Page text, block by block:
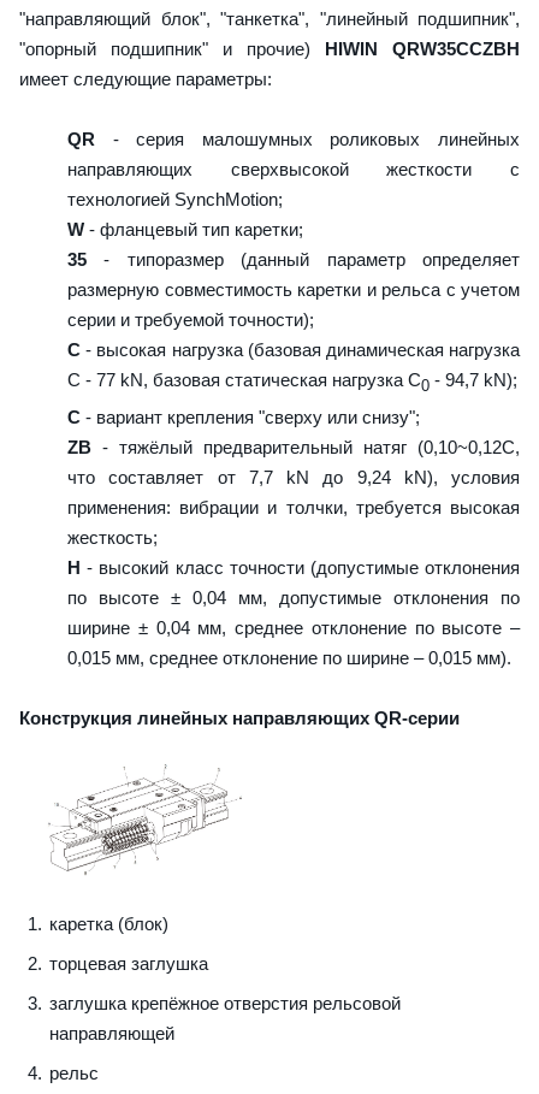
"направляющий блок", "танкетка", "линейный подшипник",
"опорный подшипник" и прочие) HIWIN QRW35CCZBH
имеет следующие параметры:
QR - серия малошумных роликовых линейных
направляющих сверхвысокой жесткости с
технологией SynchMotion;
W - фланцевый тип каретки;
35 - типоразмер (данный параметр определяет
размерную совместимость каретки и рельса с учетом
серии и требуемой точности);
C - высокая нагрузка (базовая динамическая нагрузка
C - 77 kN, базовая статическая нагрузка С0 - 94,7 kN);
C - вариант крепления "сверху или снизу";
ZB - тяжёлый предварительный натяг (0,10~0,12C,
что составляет от 7,7 kN до 9,24 kN), условия
применения: вибрации и толчки, требуется высокая
жесткость;
H - высокий класс точности (допустимые отклонения
по высоте ± 0,04 мм, допустимые отклонения по
ширине ± 0,04 мм, среднее отклонение по высоте –
0,015 мм, среднее отклонение по ширине – 0,015 мм).
Конструкция линейных направляющих QR-серии
каретка (блок)
торцевая заглушка
заглушка крепёжное отверстия рельсовой
направляющей
рельс